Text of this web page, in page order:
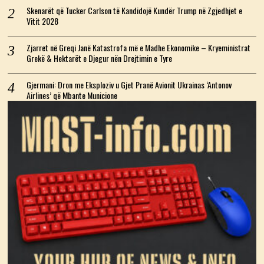
Skenarët që Tucker Carlson të Kandidojë Kundër Trump në Zgjedhjet e
Vitit 2028
Zjarret në Greqi Janë Katastrofa më e Madhe Ekonomike – Kryeministrat
Grekë & Hektarët e Djegur nën Drejtimin e Tyre
Gjermani: Dron me Eksploziv u Gjet Pranë Avionit Ukrainas ‘Antonov
Airlines’ që Mbante Municione